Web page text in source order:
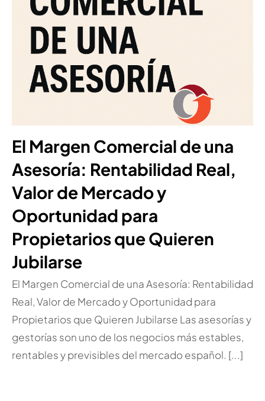
El Margen Comercial de una
Asesoría: Rentabilidad Real,
Valor de Mercado y
Oportunidad para
Propietarios que Quieren
Jubilarse
El Margen Comercial de una Asesoría: Rentabilidad
Real, Valor de Mercado y Oportunidad para
Propietarios que Quieren Jubilarse Las asesorías y
gestorías son uno de los negocios más estables,
rentables y previsibles del mercado español. [...]